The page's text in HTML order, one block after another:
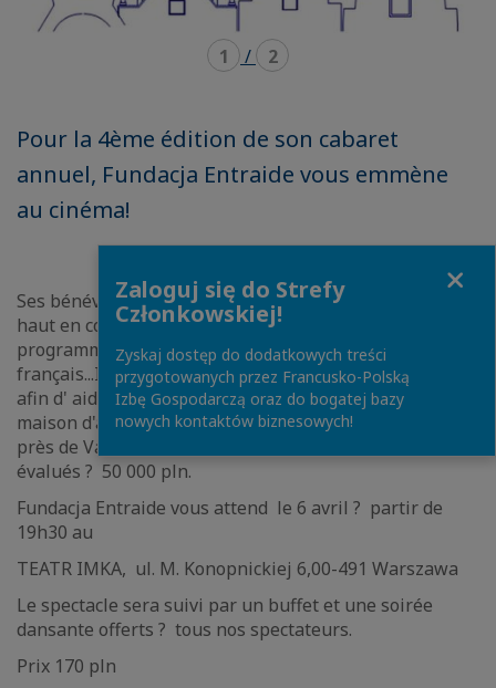
1 / 2
Pour la 4ème édition de son cabaret
annuel, Fundacja Entraide vous emmène
au cinéma!
Ses bénévoles vous préparent un spectacle de qualité,
haut en couleurs et riche en émotions avec au
programme chansons, danses et théatre en
français...Ils vous emmeneront dans leur imaginaire
afin d' aider ? financer les travaux de rénovation de la
maison d'accueil des mères célibataires de Brwinow
près de Varsovie. Ces travaux sont actuellement
évalués ? 50 000 pln.
Fundacja Entraide vous attend le 6 avril ? partir de
19h30 au
TEATR IMKA, ul. M. Konopnickiej 6,00-491 Warszawa
Le spectacle sera suivi par un buffet et une soirée
dansante offerts ? tous nos spectateurs.
Prix 170 pln
Zaloguj się do Strefy
Członkowskiej!
Zyskaj dostęp do dodatkowych treści
przygotowanych przez Francusko-Polską
Izbę Gospodarczą oraz do bogatej bazy
nowych kontaktów biznesowych!